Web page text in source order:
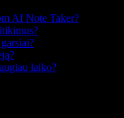
AI Note Taker?
laiko?